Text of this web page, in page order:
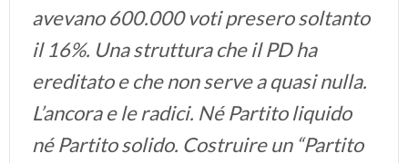
avevano 600.000 voti presero soltanto
il 16%. Una struttura che il PD ha
ereditato e che non serve a quasi nulla.
L’ancora e le radici. Né Partito liquido
né Partito solido. Costruire un “Partito